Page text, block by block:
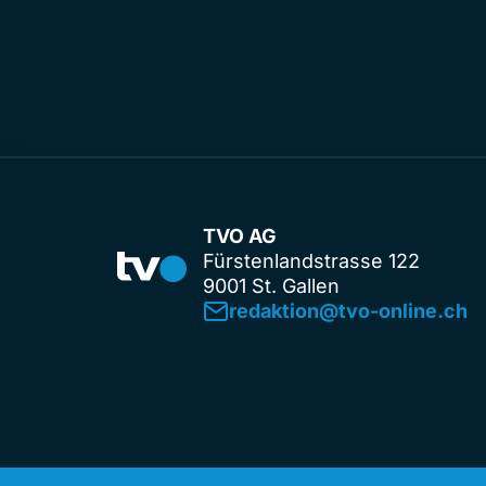
TVO AG
Fürstenlandstrasse 122
9001 St. Gallen
redaktion@tvo-online.ch